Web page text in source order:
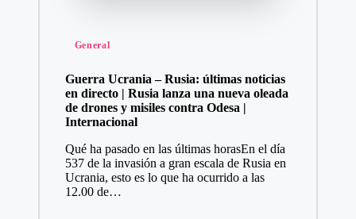
Publicado
General
Guerra Ucrania – Rusia: últimas noticias
en directo | Rusia lanza una nueva oleada
de drones y misiles contra Odesa |
Internacional
Qué ha pasado en las últimas horasEn el día
537 de la invasión a gran escala de Rusia en
Ucrania, esto es lo que ha ocurrido a las
12.00 de…